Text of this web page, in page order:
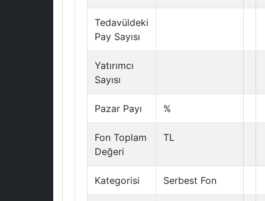
Tedavüldeki
Pay Sayısı
Yatırımcı
Sayısı
Pazar Payı %
Fon Toplam
Değeri
TL
Kategorisi Serbest Fon